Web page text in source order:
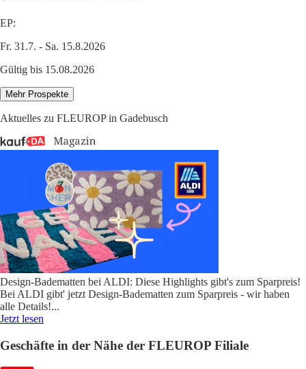
EP:
Fr. 31.7. - Sa. 15.8.2026
Gültig bis 15.08.2026
Mehr Prospekte
Aktuelles zu FLEUROP in Gadebusch
Design-Badematten bei ALDI: Diese Highlights gibt's zum Sparpreis!
Bei ALDI gibt' jetzt Design-Badematten zum Sparpreis - wir haben
alle Details!...
Jetzt lesen
Geschäfte in der Nähe der FLEUROP Filiale